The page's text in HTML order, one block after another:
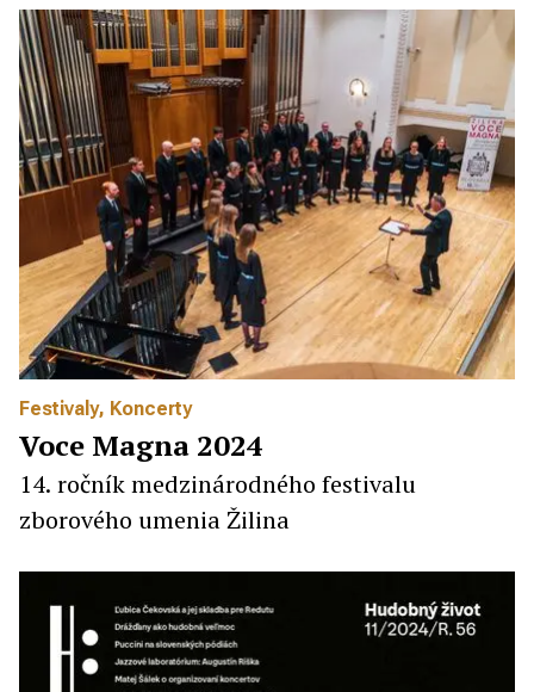
Festivaly, Koncerty
Voce Magna 2024
14. ročník medzinárodného festivalu
zborového umenia Žilina